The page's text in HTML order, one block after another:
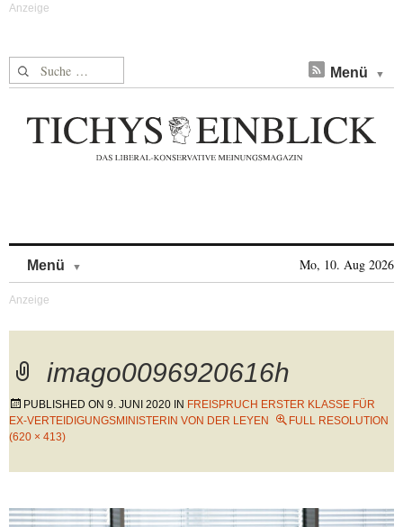
Suche nach: Menü
Menü Mo, 10. Aug 2026
imago0096920616h
PUBLISHED ON 9. JUNI 2020 IN FREISPRUCH ERSTER KLASSE FÜR
EX-VERTEIDIGUNGSMINISTERIN VON DER LEYEN
FULL RESOLUTION
(620 × 413)